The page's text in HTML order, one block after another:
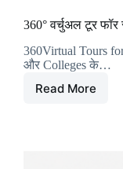
360° वर्चुअल टूर
360Virtual Tours
और Colleges के…
Read More